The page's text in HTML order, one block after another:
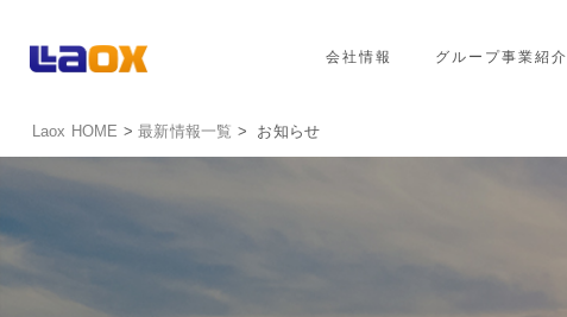
会社情報 グループ事業紹介
Laox HOME >最新情報一覧 > お知らせ